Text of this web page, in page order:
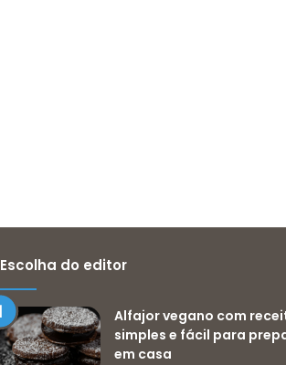
Escolha do editor
Alfajor vegano com
simples e fácil para
em casa